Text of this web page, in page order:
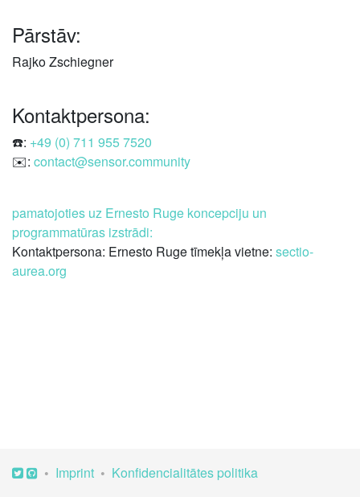
Pārstāv:
Rajko Zschiegner
Kontaktpersona:
☎️: +49 (0) 711 ­955 7520
✉️: contact@sensor.community
pamatojoties uz Ernesto Ruge koncepciju un
programmatūras izstrādi:
Kontaktpersona: Ernesto Ruge tīmekļa vietne: sectio-
aurea.org
Imprint Konfidencialitātes politika